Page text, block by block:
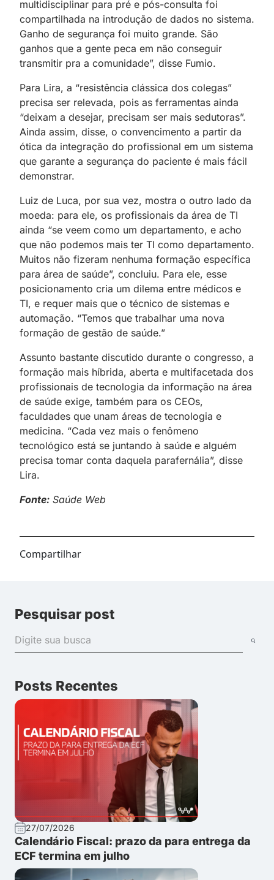
multidisciplinar para pré e pós-consulta foi
compartilhada na introdução de dados no sistema.
Ganho de segurança foi muito grande. São
ganhos que a gente peca em não conseguir
transmitir pra a comunidade”, disse Fumio.
Para Lira, a “resistência clássica dos colegas”
precisa ser relevada, pois as ferramentas ainda
“deixam a desejar, precisam ser mais sedutoras”.
Ainda assim, disse, o convencimento a partir da
ótica da integração do profissional em um sistema
que garante a segurança do paciente é mais fácil
demonstrar.
Luiz de Luca, por sua vez, mostra o outro lado da
moeda: para ele, os profissionais da área de TI
ainda “se veem como um departamento, e acho
que não podemos mais ter TI como departamento.
Muitos não fizeram nenhuma formação específica
para área de saúde”, concluiu. Para ele, esse
posicionamento cria um dilema entre médicos e
TI, e requer mais que o técnico de sistemas e
automação. “Temos que trabalhar uma nova
formação de gestão de saúde.”
Assunto bastante discutido durante o congresso, a
formação mais híbrida, aberta e multifacetada dos
profissionais de tecnologia da informação na área
de saúde exige, também para os CEOs,
faculdades que unam áreas de tecnologia e
medicina. “Cada vez mais o fenômeno
tecnológico está se juntando à saúde e alguém
precisa tomar conta daquela parafernália”, disse
Lira.
Fonte: Saúde Web
Compartilhar
Pesquisar post
Posts Recentes
27/07/2026
Calendário Fiscal: prazo da para entrega da
ECF termina em julho